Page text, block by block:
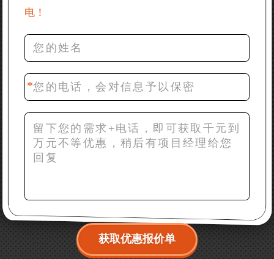
36分钟前 罗先生：每小时100吨左右的鄂破和反击破，
42分钟前 梁先生：膨润土磨到200目，用什么磨粉设
备？
电！
获取优惠报价单